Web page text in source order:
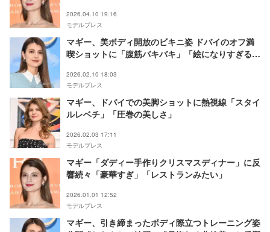
2026.04.10 19:16
モデルプレス
マギー、美ボディ開放のビキニ姿 ドバイのオフ満
喫ショットに「腹筋バキバキ」「絵になりすぎる」
2026.02.10 18:03
モデルプレス
マギー、ドバイでの美脚ショットに熱視線「スタイ
ルレベチ」「圧巻の美しさ」
2026.02.03 17:11
モデルプレス
マギー「ダディー手作りクリスマスディナー」に反
響続々「豪華すぎ」「レストランみたい」
2026.01.01 12:52
モデルプレス
マギー、引き締まったボディ際立つトレーニング姿